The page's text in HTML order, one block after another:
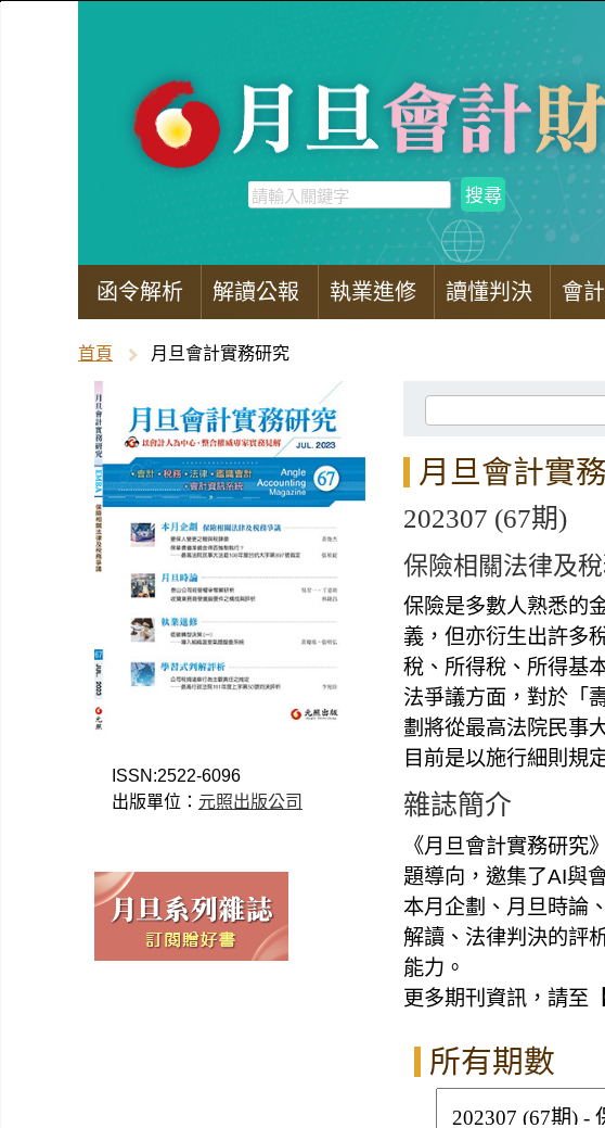
函令解析 解讀公報 執業進修 讀懂判決 會
首頁 月旦會計實務研究
ISSN:2522-6096
出版單位： 元照出版公司
月旦會計實
202307 (67期)
保險相關法律及
保險是多數人熟悉的
義，但亦衍生出許多
稅、所得稅、所得基
法爭議方面，對於「
劃將從最高法院民事
目前是以施行細則規
雜誌簡介
《月旦會計實務研
題導向，邀集了AI與
本月企劃、月旦時論
解讀、法律判決的評
能力。
更多期刊資訊，請至
所有期數